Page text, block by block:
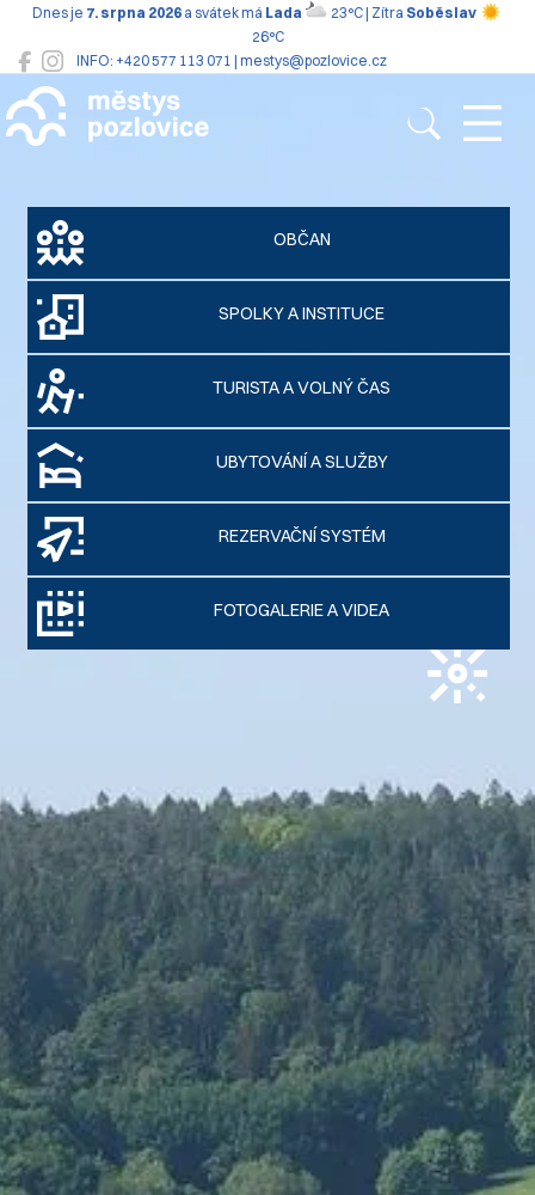
INFO: +420 577 113 071 | mestys@pozlovice.cz
Dnes je 7. srpna 2026 a svátek má Lada 23°C | Zítra Soběslav
26°C
Pozlovice
OBČAN
SPOLKY A INSTITUCE
TURISTA A VOLNÝ ČAS
UBYTOVÁNÍ A SLUŽBY
REZERVAČNÍ SYSTÉM
FOTOGALERIE A VIDEA